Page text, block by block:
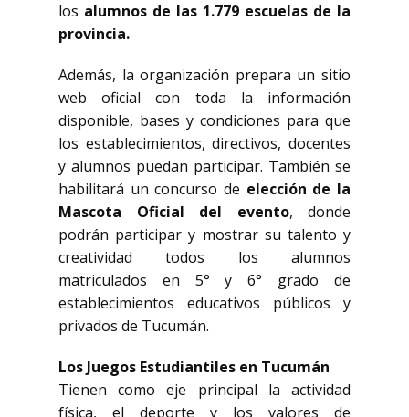
los alumnos de las 1.779 escuelas de la
provincia.
Además, la organización prepara un sitio
web oficial con toda la información
disponible, bases y condiciones para que
los establecimientos, directivos, docentes
y alumnos puedan participar. También se
habilitará un concurso de elección de la
Mascota Oficial del evento, donde
podrán participar y mostrar su talento y
creatividad todos los alumnos
matriculados en 5° y 6° grado de
establecimientos educativos públicos y
privados de Tucumán.
Los Juegos Estudiantiles en Tucumán
Tienen como eje principal la actividad
física, el deporte y los valores de